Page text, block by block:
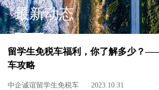
最新动态
留学生免税车福利，你了解多少？
车攻略
中企诚谊留学生免税车 2023.10.31